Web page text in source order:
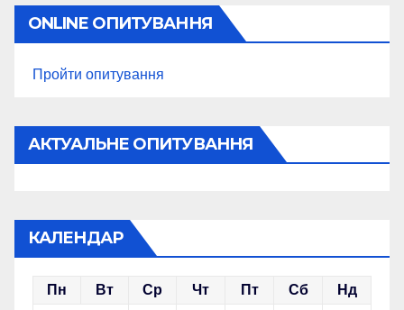
ONLINE ОПИТУВАННЯ
Пройти опитування
АКТУАЛЬНЕ ОПИТУВАННЯ
КАЛЕНДАР
Пн Вт Ср Чт Пт Сб Нд